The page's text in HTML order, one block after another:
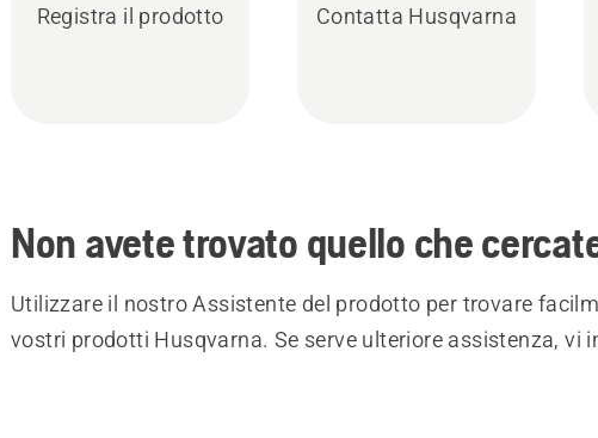
Registra il prodotto Contatta Husqvarna
Non avete trovato quello che
Utilizzare il nostro Assistente del prodotto per trovare
vostri prodotti Husqvarna. Se serve ulteriore assistenza, vi